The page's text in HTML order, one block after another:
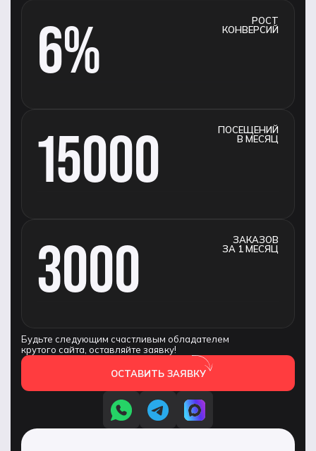
6%
РОСТ
КОНВЕРСИЙ
15000
ПОСЕЩЕНИЙ
В МЕСЯЦ
3000
ЗАКАЗОВ
ЗА 1 МЕСЯЦ
Будьте следующим счастливым обладателем
крутого сайта, оставляйте заявку!
ОСТАВИТЬ ЗАЯВКУ